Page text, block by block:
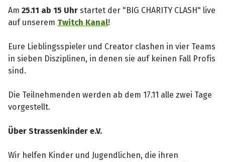
Am25.11 ab 15 Uhr startet der "BIG CHARITY CLASH" live
auf unserem Twitch Kanal!
Eure Lieblingsspieler und Creator clashen in vier Teams
in sieben Disziplinen, in denen sie auf keinen Fall Profis
sind.
Die Teilnehmenden werden ab dem 17.11 alle zwei Tage
vorgestellt.
Über Strassenkinder e.V.
Wir helfen Kinder und Jugendlichen, die ihren